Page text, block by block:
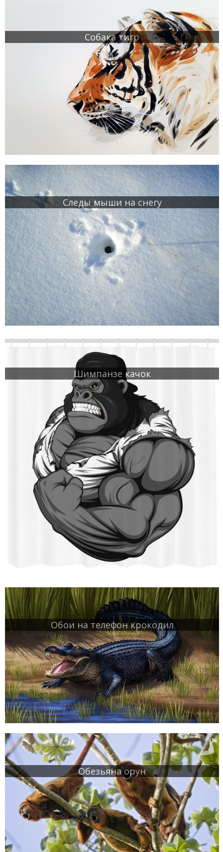
Собака тигр
Следы мыши на снегу
Шимпанзе качок
Обои на телефон крокодил
Обезьяна орун